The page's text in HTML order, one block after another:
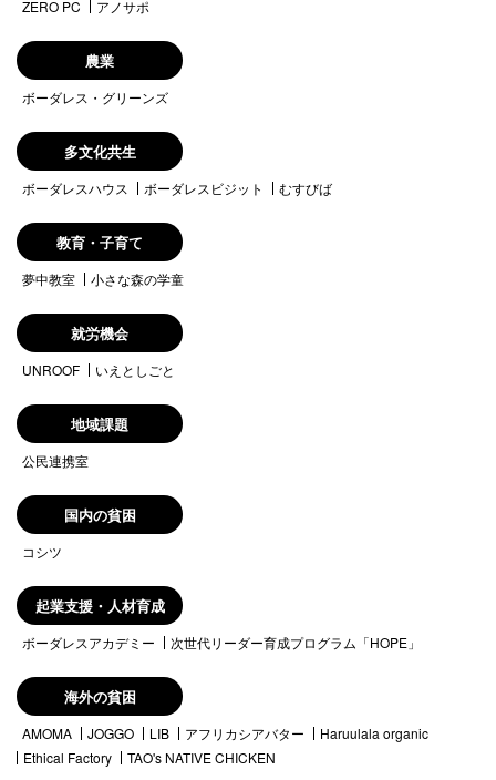
ZERO PC アノサポ
農業
ボーダレス・グリーンズ
多文化共生
ボーダレスハウス ボーダレスビジット むすびば
教育・子育て
夢中教室 小さな森の学童
就労機会
UNROOF いえとしごと
地域課題
公民連携室
国内の貧困
コシツ
起業支援・人材育成
ボーダレスアカデミー 次世代リーダー育成プログラム「HOPE」
海外の貧困
AMOMA JOGGO LIB アフリカシアバター
Haruulala organic
Ethical Factory
TAO's NATIVE CHICKEN